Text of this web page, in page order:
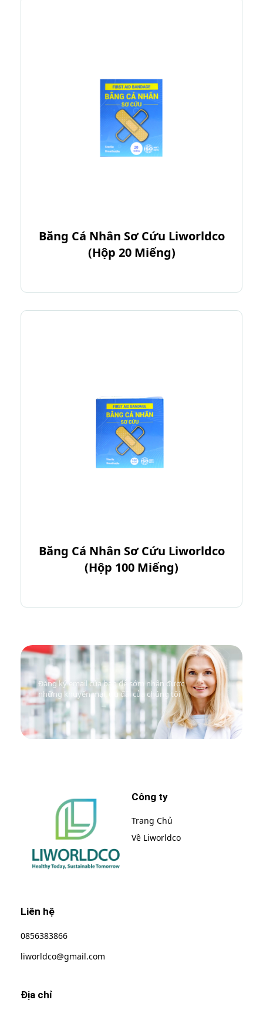
Băng Cá Nhân Sơ Cứu Liworldco
(Hộp 20 Miếng)
Băng Cá Nhân Sơ Cứu Liworldco
(Hộp 100 Miếng)
Đăng ký email của bạn để sớm nhận được
những khuyến mại, ưu đãi của chúng tôi
Công ty
Trang Chủ
Về Liworldco
Liên hệ
0856383866
liworldco@gmail.com
Địa chỉ